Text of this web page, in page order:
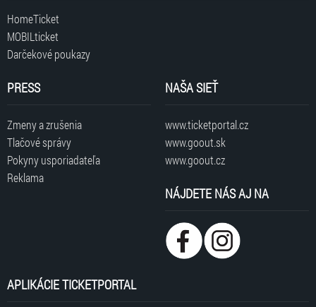
HomeTicket
MOBILticket
Darčekové poukazy
PRESS
Zmeny a zrušenia
Tlačové správy
Pokyny usporiadateľa
Reklama
NAŠA SIEŤ
www.ticketportal.cz
www.goout.sk
www.goout.cz
NÁJDETE NÁS AJ NA
APLIKÁCIE TICKETPORTAL